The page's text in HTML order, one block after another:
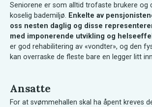
Seniorene er som alltid trofaste brukere og
koselig bademiljø. Enkelte av
oss nesten daglig og disse
med imponerende utvikling og
er god rehabilitering av «vondter», og den
kan overraske de fleste bare en legger litt
Ansatte
For at svømmehallen skal ha åpent kreves